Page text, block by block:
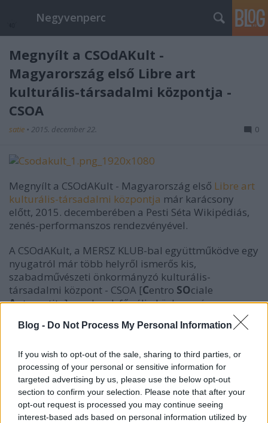
Blog - Do Not Process My Personal Information
If you wish to opt-out of the sale, sharing to third parties, or
processing of your personal or sensitive information for
targeted advertising by us, please use the below opt-out
section to confirm your selection. Please note that after your
opt-out request is processed you may continue seeing
interest-based ads based on personal information utilized by
Negyvenperc
Megnyílt a CSOdAKult -
Magyarország első Libre art
kulturális-társadalmi központja -
CSOA
satie • 2015. december 22. 0
Megnyílt a CSOdAKult - Magyarország első Libre art
kulturális-társadalmi központja már karácsony
előtt, 2015. decemberében a Pesti Séta Wikipédiás,
zenés-performanszos rendezvényével.
A CSOdAKult, a MERSZ KLUB-bal együttműködve egy
nyugatról már több helyről ismerős kis,
szabadművészeti önkormányzó kulturális-
társadalmi központ - CSOA [Centro SOciale
Autogestito] amelynek fő célja közhasznú
társadalmi értékek előállítása szabadművészeti és
szociális tevékenységekkel.
A hely december végéig néhány naponta tart
kulturális eseményeket, január 1-én a Nemzetközi
Public Domain Day alkalmából tart
szabadművészeti eseményt többek között Bartók
Béla és Szerb Antal tiszteletére.